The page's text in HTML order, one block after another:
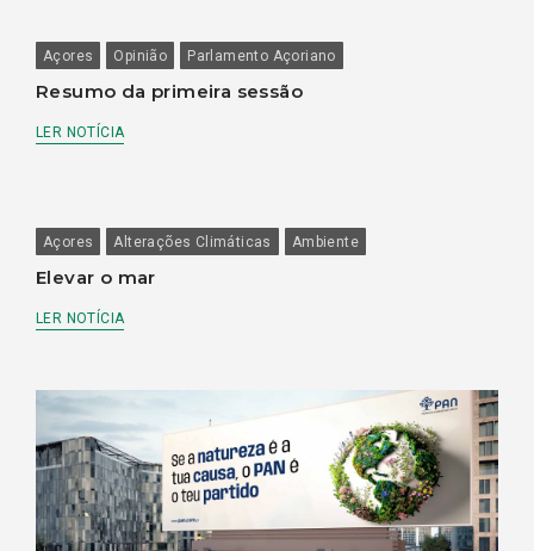
Açores Opinião Parlamento Açoriano
Resumo da primeira sessão
LER NOTÍCIA
Açores Alterações Climáticas Ambiente
Elevar o mar
LER NOTÍCIA